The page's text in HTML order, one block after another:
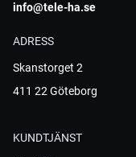
info@tele-ha.se
ADRESS
Skanstorget 2
411 22 Göteborg
KUNDTJÄNST